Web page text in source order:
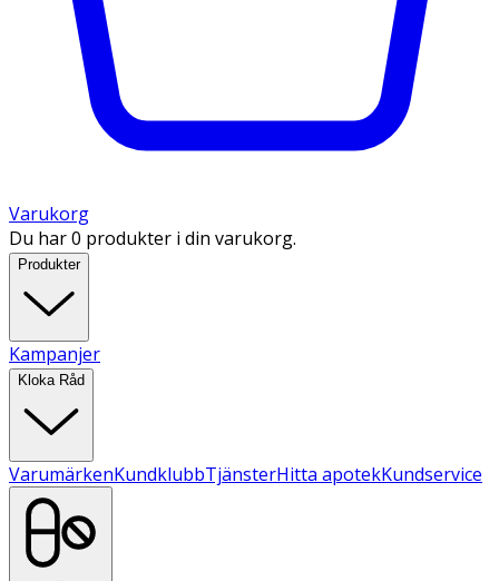
Varukorg
Du har 0 produkter i din varukorg.
Produkter
Kampanjer
Kloka Råd
VarumärkenKundklubbTjänsterHitta apotekKundservice